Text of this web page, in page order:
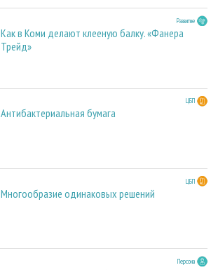
Развитие
Как в Коми делают клееную балку. «Фанера
Трейд»
ЦБП
Антибактериальная бумага
ЦБП
Многообразие одинаковых решений
Персона